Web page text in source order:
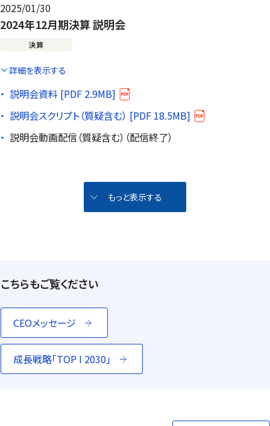
2025/01/30
2024年12月期決算 説明会
決算
詳細を表示する
説明会資料 [PDF 2.9MB]
説明会スクリプト（質疑含む） [PDF 18.5MB]
説明会動画配信（質疑含む）（配信終了）
もっと表示する
こちらもご覧ください
CEOメッセージ
成長戦略「TOP I 2030」